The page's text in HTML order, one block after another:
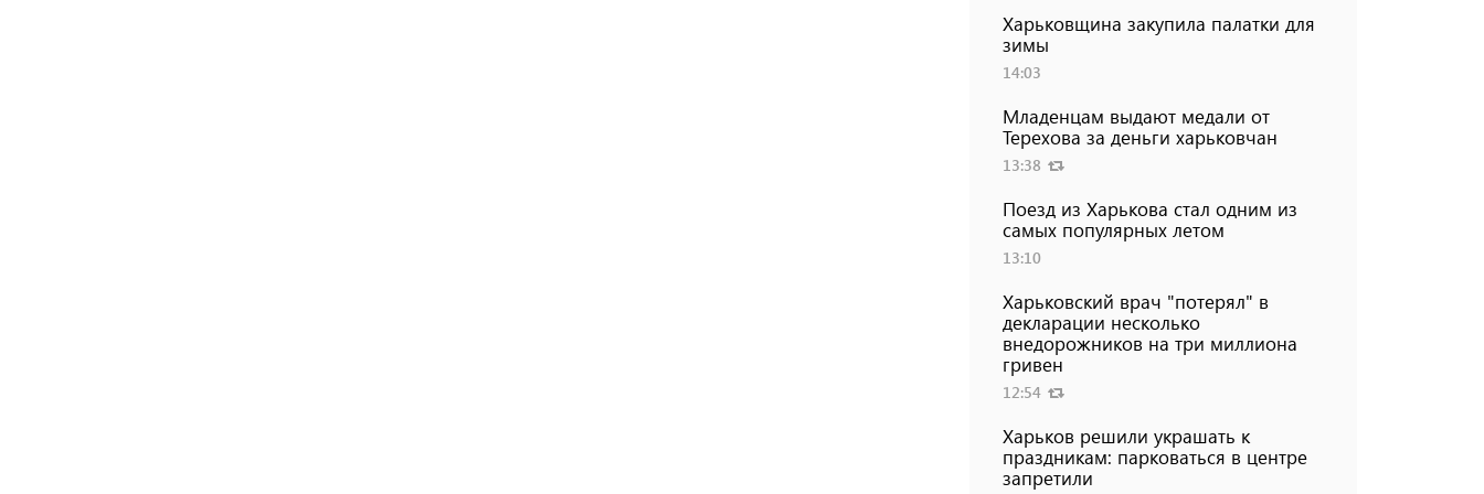
Харьковщина закупила палатки для
зимы
14:03
Младенцам выдают медали от
Терехова за деньги харьковчан
13:38
Поезд из Харькова стал одним из
самых популярных летом
13:10
Харьковский врач "потерял" в
декларации несколько
внедорожников на три миллиона
гривен
12:54
Харьков решили украшать к
праздникам: парковаться в центре
запретили